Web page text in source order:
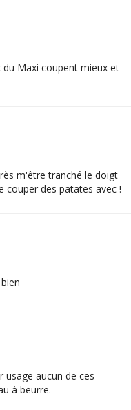
du Maxi coupent mieux et
m'être tranché le doigt
couper des patates avec !
aucun de ces
à beurre.